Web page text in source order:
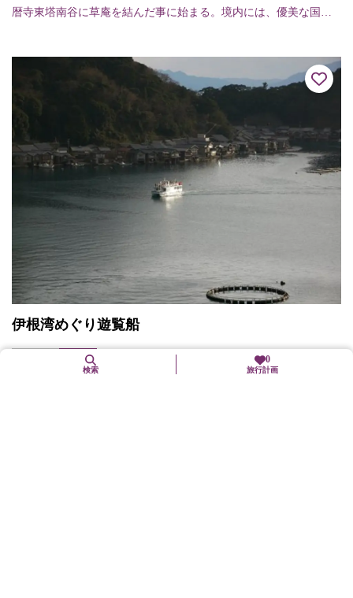
暦寺東塔南谷に草庵を結んだ事に始まる。境内には、優美な国宝
往生極楽院が建つ。あ...
伊根湾めぐり遊覧船
交通 0
旅行計画
検索